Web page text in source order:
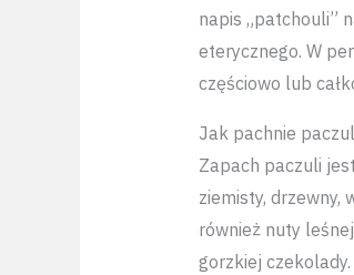
napis „patchouli”
eterycznego. W
częściowo lub
Jak pachnie
Zapach paczuli
ziemisty, drzewny,
również nuty
gorzkiej czekolady.